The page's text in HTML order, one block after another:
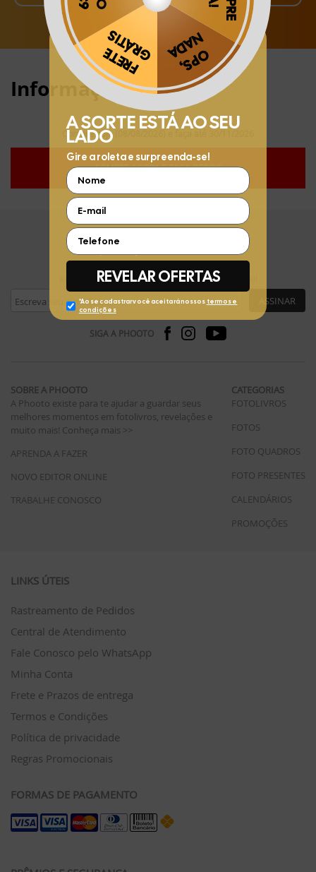
Informações:
Compre hoje (08/08/2026) e faça até 30/11/2026
COMPRE AGORA E FAÇA DEPOIS
Receba ofertas exclusivas da Phooto no seu e-mail
ASSINAR
Obrigado por se cadastrar na
Aproveite e receba as novidades e ofertas exclusivas da
SIGA A PHOOTO
SOBRE A PHOOTO
A Phooto existe para te ajudar a guardar seus
melhores momentos em fotolivros, revelações e
muito mais! Conheça mais >>
APRENDA A FAZER
NOVO EDITOR ONLINE
TRABALHE CONOSCO
CATEGORIAS
FOTOLIVROS
FOTOS
FOTO QUADROS
FOTO PRESENTES
CALENDÁRIOS
PROMOÇÕES
LINKS ÚTEIS
Rastreamento de Pedidos
Central de Atendimento
Fale Conosco pelo WhatsApp
Minha Conta
Frete e Prazos de entrega
Termos e Condições
Política de privacidade
Regras Promocionais
FORMAS DE PAGAMENTO